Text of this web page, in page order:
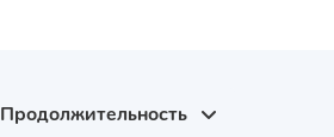
Продолжительность